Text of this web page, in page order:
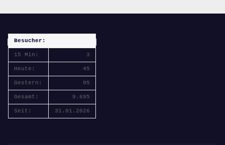
Besucher:
15 Min: 3
Heute: 45
Gestern: 95
Gesamt: 9.695
Seit: 31.01.2026